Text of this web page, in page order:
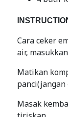
Cara ceker
air,
Matikan
panci(jangan
Masak